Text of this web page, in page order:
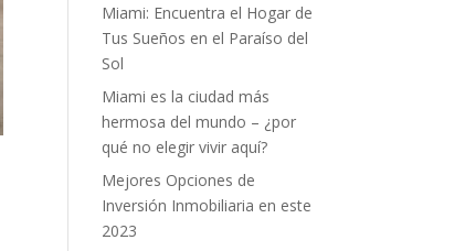
Miami: Encuentra el Hogar de
Tus Sueños en el Paraíso del
Sol
Miami es la ciudad más
hermosa del mundo – ¿por
qué no elegir vivir aquí?
Mejores Opciones de
Inversión Inmobiliaria en este
2023